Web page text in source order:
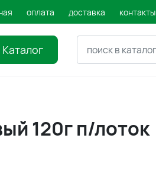
оплата доставка контакты
Каталог
120г п/лоток